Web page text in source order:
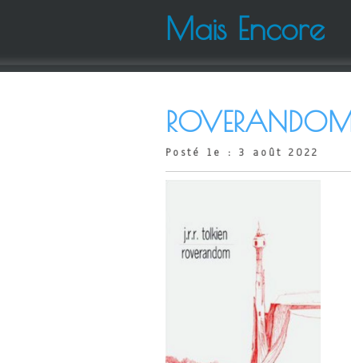
Mais Encore
ROVERANDOM
Posté le : 3 août 2022